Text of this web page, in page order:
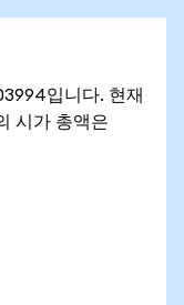
입니다. 현재
시가 총액은